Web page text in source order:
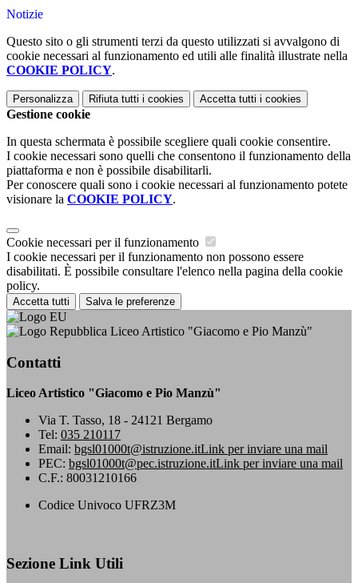
Notizie
Questo sito o gli strumenti terzi da questo utilizzati si avvalgono di
cookie necessari al funzionamento ed utili alle finalità illustrate nella
COOKIE POLICY.
Personalizza Rifiuta tutti i cookies Accetta tutti i cookies
Gestione cookie
In questa schermata è possibile scegliere quali cookie consentire.
I cookie necessari sono quelli che consentono il funzionamento della
piattaforma e non è possibile disabilitarli.
Per conoscere quali sono i cookie necessari al funzionamento potete
visionare la COOKIE POLICY.
Cookie necessari per il funzionamento
I cookie necessari per il funzionamento non possono essere
disabilitati. È possibile consultare l'elenco nella pagina della cookie
policy.
Accetta tutti Salva le preferenze
Liceo Artistico "Giacomo e Pio Manzù"
Contatti
Liceo Artistico "Giacomo e Pio Manzù"
Via T. Tasso, 18 - 24121 Bergamo
Tel: 035 210117
Email: bgsl01000t@istruzione.itLink per inviare una mail
PEC: bgsl01000t@pec.istruzione.itLink per inviare una mail
C.F.: 80031210166
Codice Univoco UFRZ3M
Sezione Link Utili